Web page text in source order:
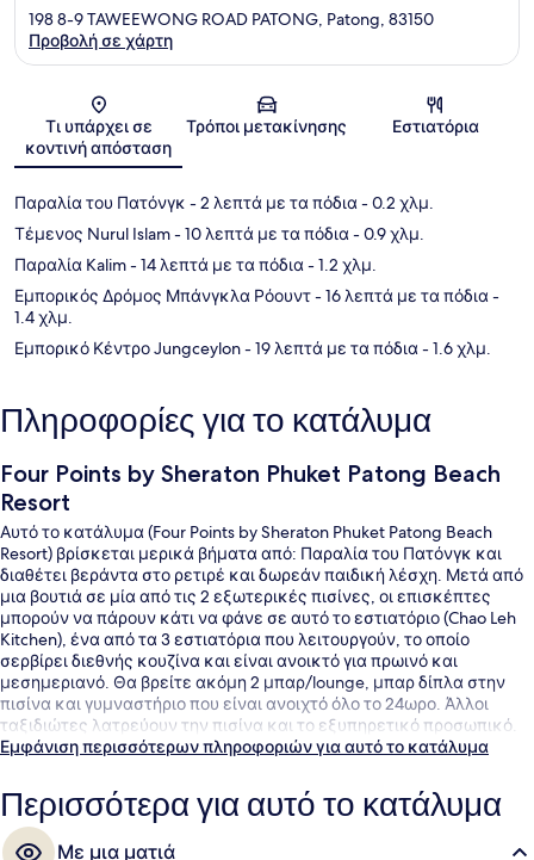
Χάρτης
198 8-9 TAWEEWONG ROAD PATONG, Patong, 83150
Προβολή σε χάρτη
Τι υπάρχει σε
κοντινή απόσταση
Τρόποι μετακίνησης Εστιατόρια
Παραλία του Πατόνγκ - 2 λεπτά με τα πόδια- 0.2 χλμ.
Τέμενος Nurul Islam- 10 λεπτά με τα πόδια- 0.9 χλμ.
Παραλία Kalim- 14 λεπτά με τα πόδια- 1.2 χλμ.
Εμπορικός Δρόμος Μπάνγκλα Ρόουντ- 16 λεπτά με τα πόδια-
1.4 χλμ.
Εμπορικό Κέντρο Jungceylon- 19 λεπτά με τα πόδια- 1.6 χλμ.
Πληροφορίες για το κατάλυμα
Four Points by Sheraton Phuket Patong Beach
Resort
Αυτό το κατάλυμα (Four Points by Sheraton Phuket Patong Beach
Resort) βρίσκεται μερικά βήματα από: Παραλία του Πατόνγκ και
διαθέτει βεράντα στο ρετιρέ και δωρεάν παιδική λέσχη. Μετά από
μια βουτιά σε μία από τις 2 εξωτερικές πισίνες, οι επισκέπτες
μπορούν να πάρουν κάτι να φάνε σε αυτό το εστιατόριο (Chao Leh
Kitchen), ένα από τα 3 εστιατόρια που λειτουργούν, το οποίο
σερβίρει διεθνής κουζίνα και είναι ανοικτό για πρωινό και
μεσημεριανό. Θα βρείτε ακόμη 2 μπαρ/lounge, μπαρ δίπλα στην
πισίνα και γυμναστήριο που είναι ανοιχτό όλο το 24ωρο. Άλλοι
ταξιδιώτες λατρεύουν την πισίνα και το εξυπηρετικό προσωπικό.
Εμφάνιση περισσότερων πληροφοριών για αυτό το κατάλυμα
Περισσότερα για αυτό το κατάλυμα
Με μια ματιά